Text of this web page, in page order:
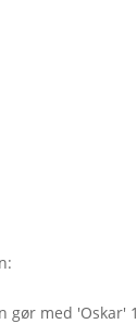
:
gør med 'Oskar'